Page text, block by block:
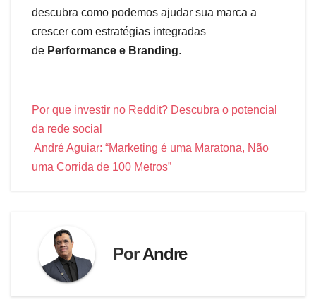
descubra como podemos ajudar sua marca a
crescer com estratégias integradas
de Performance e Branding.
Por que investir no Reddit? Descubra o potencial
da rede social
André Aguiar: “Marketing é uma Maratona, Não
uma Corrida de 100 Metros”
PorAndre